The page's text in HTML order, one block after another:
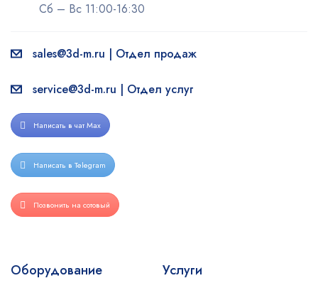
Сб – Вс 11:00-16:30
sales@3d-m.ru | Отдел продаж
service@3d-m.ru | Отдел услуг
Написать в чат Max
Написать в Telegram
Позвонить на сотовый
Оборудование Услуги